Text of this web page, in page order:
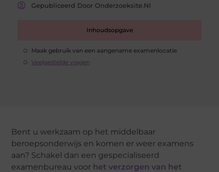
Gepubliceerd Door Onderzoeksite.nl
Inhoudsopgave
Maak gebruik van een aangename examenlocatie
Veelgestelde vragen
Bent u werkzaam op het middelbaar
beroepsonderwijs en komen er weer examens
aan? Schakel dan een gespecialiseerd
examenbureau voor het verzorgen van het